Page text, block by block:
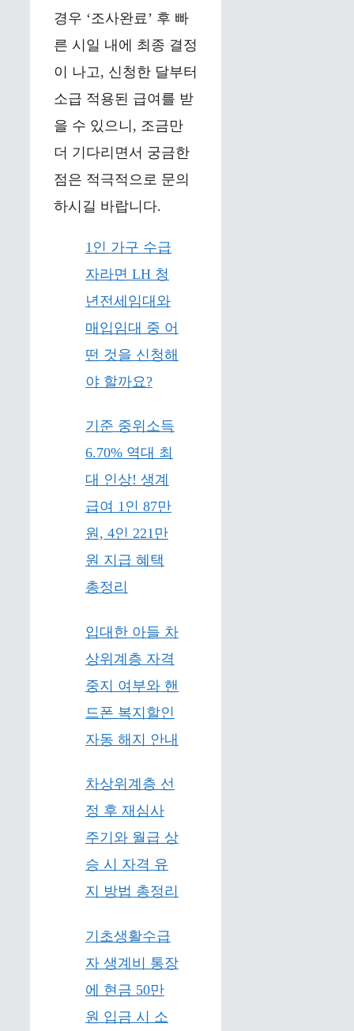
경우 ‘조사완료’ 후 빠
른 시일 내에 최종 결정
이 나고, 신청한 달부터
소급 적용된 급여를 받
을 수 있으니, 조금만
더 기다리면서 궁금한
점은 적극적으로 문의
하시길 바랍니다.
1인 가구 수급
자라면 LH 청
년전세임대와
매입임대 중 어
떤 것을 신청해
야 할까요?
기준 중위소득
6.70% 역대 최
대 인상! 생계
급여 1인 87만
원, 4인 221만
원 지급 혜택
총정리
입대한 아들 차
상위계층 자격
중지 여부와 핸
드폰 복지할인
자동 해지 안내
차상위계층 선
정 후 재심사
주기와 월급 상
승 시 자격 유
지 방법 총정리
기초생활수급
자 생계비 통장
에 현금 50만
원 입금 시 소